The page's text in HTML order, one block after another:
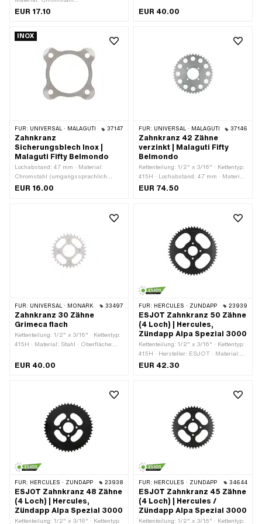
(umgangssprachlich bekannt als
EUR 17.10
· Anzahl Befestigungspunkte: 4 Stk.
EUR 40.00
INOX
FÜR: UNIVERSAL · MALAGUTI 37147
Zahnkranz
Sicherungsblech Inox |
Malaguti Fifty Belmondo
Lochabstand: 47 mm · Material:
Chromstahl (umgangssprachlich
bekannt als Nirosta) · Ø Lochkreis:
Befestigungsloch: 6.5 mm · Anzahl
EUR 16.00
FÜR: UNIVERSAL · MALAGUTI 37146
Zahnkranz 42 Zähne
verzinkt | Malaguti Fifty
Belmondo
Kettenteilung: 1/2" x 3/16" · Kettentyp:
415H · Lochabstand: 47 mm · Material:
Stahl · Oberfläche: verzinkt (blau) ·
Befestigungsloch: 6.5 mm · Anzahl
Befestigungspunkte: 4 Stk.
EUR 74.50
FÜR: UNIVERSAL · MONARK 33497
Zahnkranz 30 Zähne
Grimeca flach
Kettenteilung: 1/2" x 3/16" · Kettentyp:
415H · Material: Stahl · Oberfläche:
Stk. · Dicke: 4.5 mm · Ø innen: 46 mm
EUR 40.00
FÜR: HERCULES · ZÜNDAPP 23939
ESJOT Zahnkranz 50 Zähne
(4 Loch) | Hercules,
Zündapp Alpa Spezial 3000
Kettenteilung: 1/2" x 3/16" · Kettentyp:
415H · Hersteller: ESJOT · Material:
Stahl · Oberfläche: lackiert · Farbe:
innen: 42.5 mm · Ø Befestigungsloch:
7.4 mm · Anzahl Befestigungspunkte:
EUR 42.30
FÜR: HERCULES · ZÜNDAPP 23938
ESJOT Zahnkranz 48 Zähne
(4 Loch) | Hercules,
Zündapp Alpa Spezial 3000
Kettenteilung: 1/2" x 3/16" · Kettentyp:
FÜR: HERCULES · ZÜNDAPP 34644
ESJOT Zahnkranz 45 Zähne
(4 Loch) | Hercules /
Zündapp Alpa Spezial 3000
Kettenteilung: 1/2" x 3/16" · Kettentyp: